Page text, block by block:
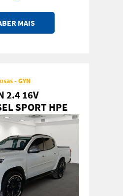
MAIS
- GYN
2.4 16V
SPORT HPE